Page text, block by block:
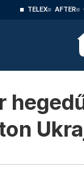
TELEX AFTER